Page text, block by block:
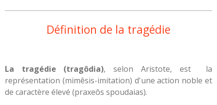
Définition de la tragédie
La tragédie (tragôdia), selon Aristote, est la
représentation (mimêsis-imitation) d'une action noble et
de caractère élevé (praxeôs spoudaias).